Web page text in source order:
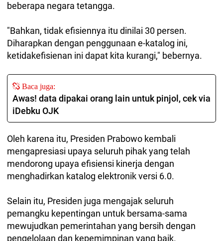
beberapa negara tetangga.
"Bahkan, tidak efisiennya itu dinilai 30 persen.
Diharapkan dengan penggunaan e-katalog ini,
ketidakefisienan ini dapat kita kurangi," bebernya.
Baca juga:
Awas! data dipakai orang lain untuk pinjol, cek via
iDebku OJK
Oleh karena itu, Presiden Prabowo kembali
mengapresiasi upaya seluruh pihak yang telah
mendorong upaya efisiensi kinerja dengan
menghadirkan katalog elektronik versi 6.0.
Selain itu, Presiden juga mengajak seluruh
pemangku kepentingan untuk bersama-sama
mewujudkan pemerintahan yang bersih dengan
pengelolaan dan kepemimpinan yang baik.